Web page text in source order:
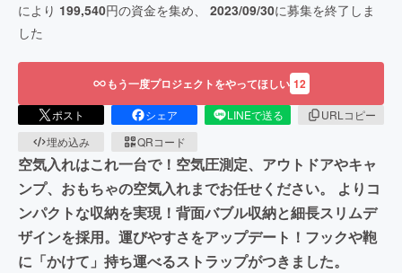
により 199,540円の資金を集め、 2023/09/30に募集を終了しま
した
もう一度プロジェクトをやってほしい 12
ポスト シェア LINEで送る
URLコピー
埋め込み
QRコード
空気入れはこれ一台で！空気圧測定、アウトドアやキャ
ンプ、おもちゃの空気入れまでお任せください。 よりコ
ンパクトな収納を実現！背面バブル収納と細長スリムデ
ザインを採用。運びやすさをアップデート！フックや鞄
に「かけて」持ち運べるストラップがつきました。